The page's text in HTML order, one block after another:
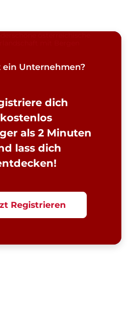
ein Unternehmen?
dich
kostenlos
als 2 Minuten
lass dich
Registrieren